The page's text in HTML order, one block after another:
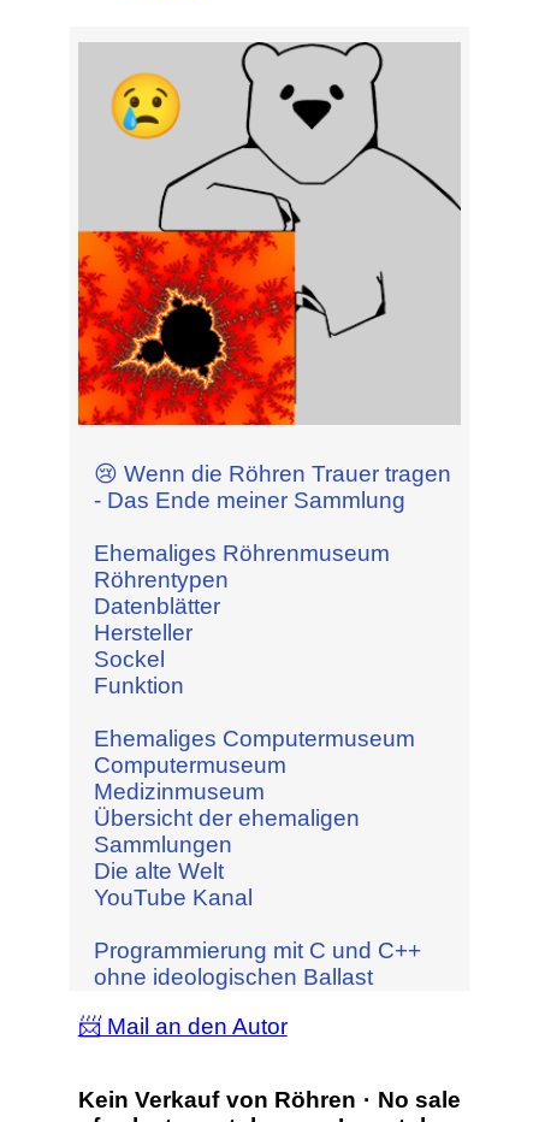
😢 Wenn die Röhren Trauer tragen
- Das Ende meiner Sammlung
Ehemaliges Röhrenmuseum
Röhrentypen
Datenblätter
Hersteller
Sockel
Funktion
Ehemaliges Computermuseum
Computermuseum
Medizinmuseum
Übersicht der ehemaligen
Sammlungen
Die alte Welt
YouTube Kanal
Programmierung mit C und C++
ohne ideologischen Ballast
📨 Mail an den Autor
Kein Verkauf von Röhren · No sale